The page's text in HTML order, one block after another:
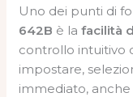
Uno dei punti di
642B è lafacilità
controllo intuitivo
impostare,
immediato,